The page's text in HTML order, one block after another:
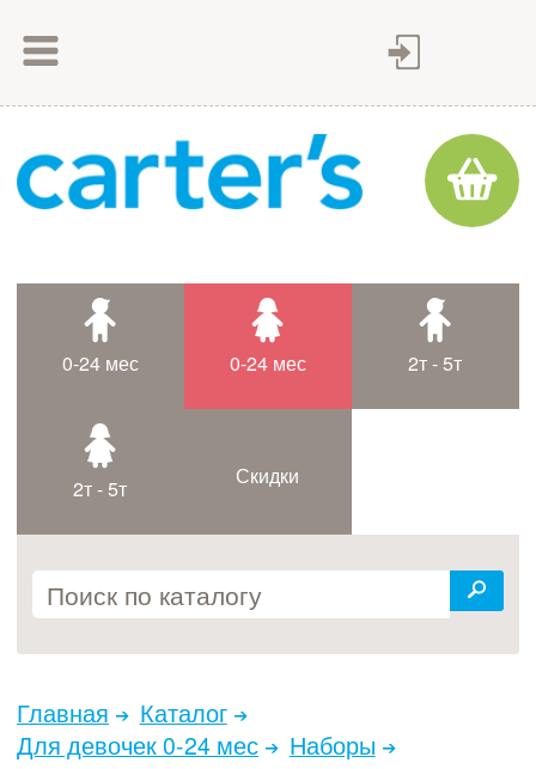
Как оплатить
Доставка товара
Контакты
0-24 мес 0-24 мес 2т - 5т
2т - 5т Скидки
Главная
Каталог
Для девочек 0-24 мес
Наборы